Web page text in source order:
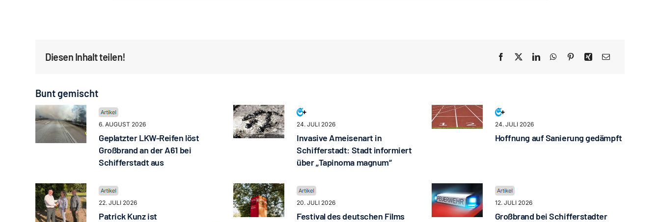
Diesen Inhalt teilen!
Bunt gemischt
6. AUGUST 2026
Geplatzter LKW-Reifen löst
Großbrand an der A61 bei
Schifferstadt aus
24. JULI 2026
Invasive Ameisenart in
Schifferstadt: Stadt informiert
über „Tapinoma magnum“
24. JULI 2026
Hoffnung auf Sanierung gedämpft
22. JULI 2026
Patrick Kunz ist
20. JULI 2026
Festival des deutschen Films
12. JULI 2026
Großbrand bei Schifferstadter